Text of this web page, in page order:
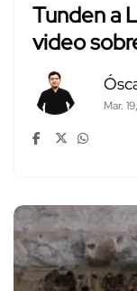
Tunden a
video
Mar.